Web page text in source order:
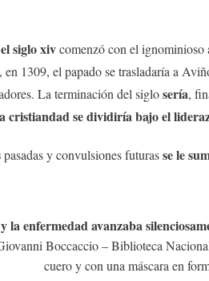
sigloxivcomenzó con el ignominioso
1309, el papado se trasladaría a
La terminación del siglosería,
cristiandad se dividiría bajo el
pasadas y convulsiones futurasse le
enfermedad avanzaba
Boccaccio – Biblioteca
cuero y con una máscara en